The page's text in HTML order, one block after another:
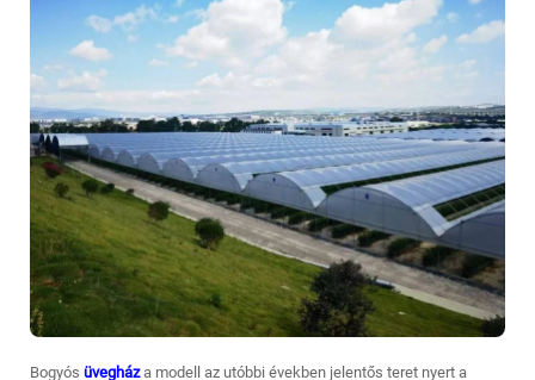
Bogyós üvegháza modell az utóbbi években jelentős teret nyert a